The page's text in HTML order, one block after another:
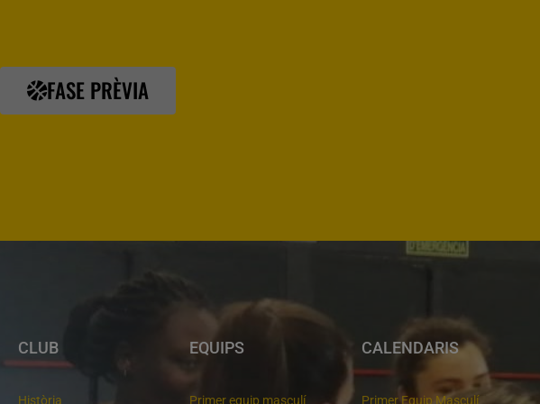
FASE PRÈVIA
CLUB
Història
EQUIPS
Primer equip masculí
CALENDARIS
Primer Equip Masculí